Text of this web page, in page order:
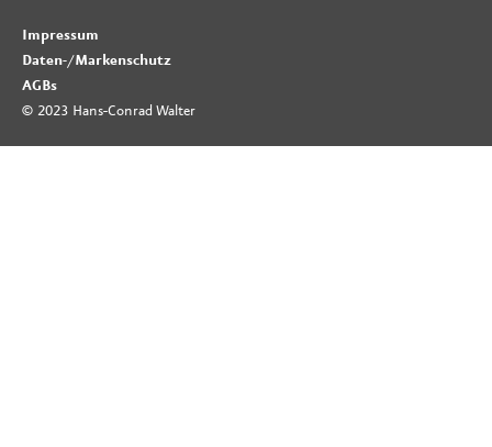
Impressum
Daten-/Markenschutz
AGBs
© 2023 Hans-Conrad Walter